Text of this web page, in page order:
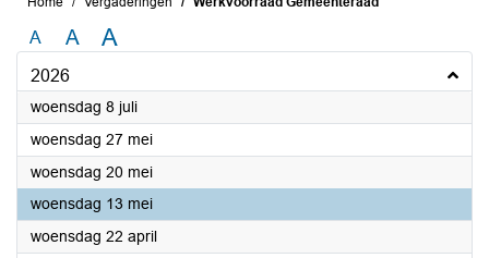
A A A
2026
woensdag 8 juli2026
woensdag 27 mei2026
woensdag 20 mei2026
woensdag 13 mei2026
woensdag 22 april2026